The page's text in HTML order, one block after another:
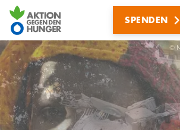
Direkt
zum
Inhalt
SPENDEN